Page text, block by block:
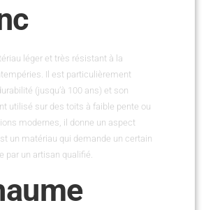
léger et très résistant à la
Il est particulièrement
(jusqu’à 100 ans) et son
utilisé sur des toits à faible pente ou
modernes, il donne un aspect
un matériau qui demande un certain
par un artisan qualifié.